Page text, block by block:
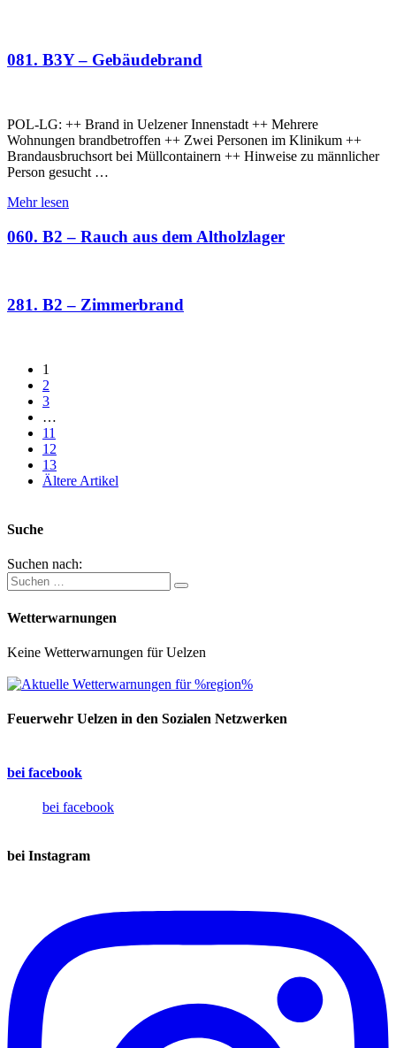
081. B3Y – Gebäudebrand
POL-LG: ++ Brand in Uelzener Innenstadt ++ Mehrere
Wohnungen brandbetroffen ++ Zwei Personen im Klinikum ++
Brandausbruchsort bei Müllcontainern ++ Hinweise zu männlicher
Person gesucht …
Mehr lesen
060. B2 – Rauch aus dem Altholzlager
281. B2 – Zimmerbrand
1
2
3
…
11
12
13
Ältere Artikel
Suche
Suchen nach:
Wetterwarnungen
Keine Wetterwarnungen für Uelzen
Feuerwehr Uelzen in den Sozialen Netzwerken
bei facebook
bei facebook
bei Instagram